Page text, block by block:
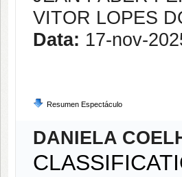
VITOR LOPES
Data: 17-nov-
Resumen Espectáculo
DANIELA